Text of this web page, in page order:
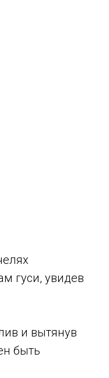
гуси, увидев
и вытянув
быть